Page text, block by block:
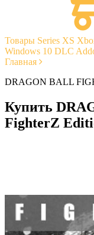
Товары Series XS
Windows 10 DLC
Главная
DRAGON BALL
Купить
FighterZ